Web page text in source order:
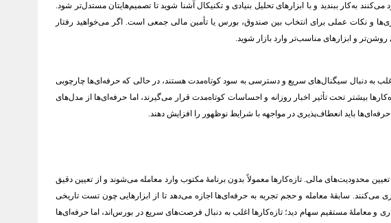
به‌کار ببندید و با ابزارهای تحلیل بنیادی و تکنیکال آشنا شوید تا تصمیم‌هایتان مستدل‌تر شود.
و نکات عملی برای انتخاب بین صندوق، بورس یا تأمین مالی جمعی است. اگر می‌خواهید رفتار
و ابزارهای مناسب‌تر وارد بازار شوید.
به دنبال سیگنال‌های سریع و دسترسی به سود کوتاه‌مدت هستند، در حالی که حرفه‌ای‌ها چارچوبی
بیشتر تحت تأثیر اخبار روزانه و احساسات کوتاه‌مدت قرار می‌گیرند، اما حرفه‌ای‌ها از مدل‌های
باید انعطاف‌پذیری در مواجهه با شرایط نوظهور را افزایش دهند.
محدودیت‌های مالی. تازه‌کارها معمولاً بدون برنامهٔ مکتوب وارد معامله می‌شوند و از تعیین دقیق
سابقهٔ معامله و حجم تجربه به حرفه‌ای‌ها اجازه می‌دهد تا از ابزارهایی چون تست تاریخی
و معاملهٔ مستقیم سهام دید؛ تازه‌کارها اغلب به دنبال فرصت‌های سریع در بورس‌اند، اما حرفه‌ای‌ها